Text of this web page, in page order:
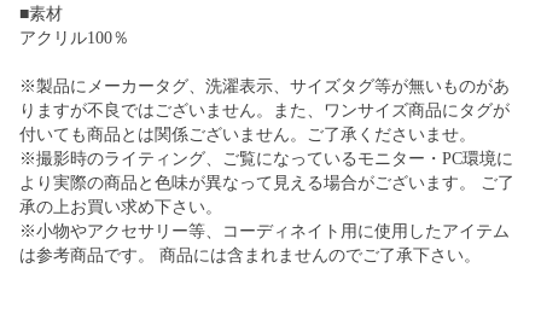
■素材
アクリル100％
※製品にメーカータグ、洗濯表示、サイズタグ等が無いものがあ
りますが不良ではございません。また、ワンサイズ商品にタグが
付いても商品とは関係ございません。ご了承くださいませ。
※撮影時のライティング、ご覧になっているモニター・PC環境に
より実際の商品と色味が異なって見える場合がございます。 ご了
承の上お買い求め下さい。
※小物やアクセサリー等、コーディネイト用に使用したアイテム
は参考商品です。 商品には含まれませんのでご了承下さい。